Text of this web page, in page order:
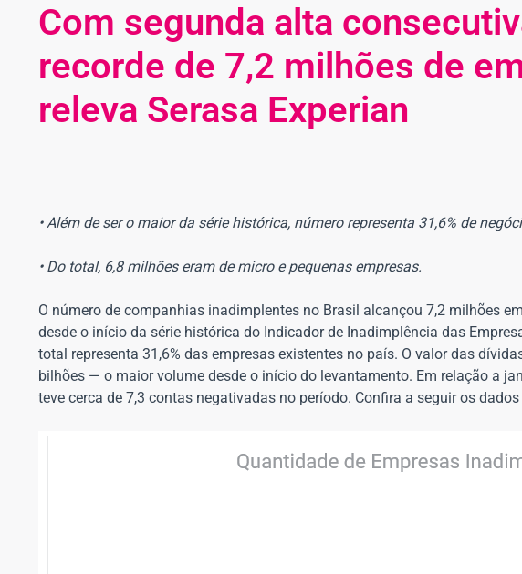
Com segunda alta
recorde de 7,2 milhões de
releva Serasa Experian
• Do total, 6,8 milhões eram de micro e pequenas empresas.
O número de companhias inadimplentes no Brasil alcançou 7,2 milhões
desde o início da série histórica do Indicador de Inadimplência das
total representa 31,6% das empresas existentes no país. O valor das
bilhões — o maior volume desde o início do levantamento. Em relação a
teve cerca de 7,3 contas negativadas no período. Confira a seguir os